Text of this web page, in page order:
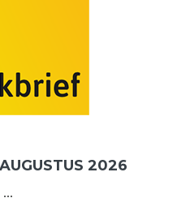
2026
...